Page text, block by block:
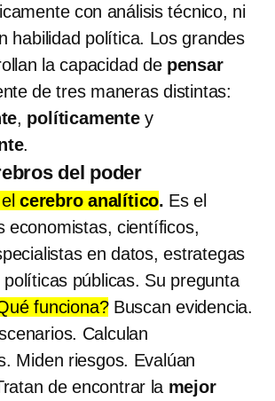
con análisis técnico, ni
habilidad política. Los grandes
la capacidad de pensar
de tres maneras distintas:
, políticamentey
.
del poder
cerebro analítico. Es el
economistas, científicos,
en datos, estrategas
públicas. Su pregunta
funciona?Buscan evidencia.
Calculan
Miden riesgos. Evalúan
de encontrar la mejor